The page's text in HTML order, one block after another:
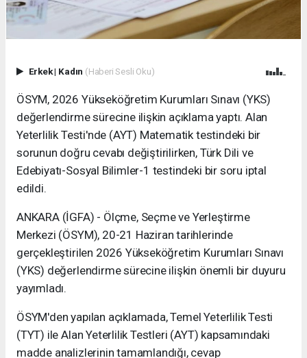
Erkek| Kadın (Haberi Sesli Oku)
ÖSYM, 2026 Yükseköğretim Kurumları Sınavı (YKS)
değerlendirme sürecine ilişkin açıklama yaptı. Alan
Yeterlilik Testi'nde (AYT) Matematik testindeki bir
sorunun doğru cevabı değiştirilirken, Türk Dili ve
Edebiyatı-Sosyal Bilimler-1 testindeki bir soru iptal
edildi.
ANKARA (İGFA) - Ölçme, Seçme ve Yerleştirme
Merkezi (ÖSYM), 20-21 Haziran tarihlerinde
gerçekleştirilen 2026 Yükseköğretim Kurumları Sınavı
(YKS) değerlendirme sürecine ilişkin önemli bir duyuru
yayımladı.
ÖSYM'den yapılan açıklamada, Temel Yeterlilik Testi
(TYT) ile Alan Yeterlilik Testleri (AYT) kapsamındaki
madde analizlerinin tamamlandığı, cevap